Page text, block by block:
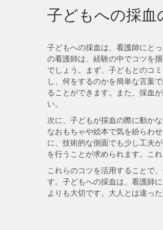
子どもへの採血
子どもへの採血は、看護師にと
の看護師は、経験の中でコツを
でしょう。まず、子どもとのコ
し、何をするのかを簡単な言葉
ることができます。また、採血
い。
次に、子どもが採血の際に動か
なおもちゃや絵本で気を紛らわ
に、技術的な側面でも少し工夫
を行うことが求められます。こ
これらのコツを活用することで
す。子どもへの採血は、看護師
よりも大切です。大人とは違っ